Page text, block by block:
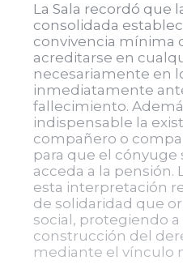
La Sala recordó que
consolidada
convivencia mínima
acreditarse en
necesariamente en
inmediatamente
fallecimiento.
indispensable la
compañero o
para que el cónyuge
acceda a la pensión.
esta interpretación
de solidaridad que
social, protegiendo
construcción del
mediante el vínculo